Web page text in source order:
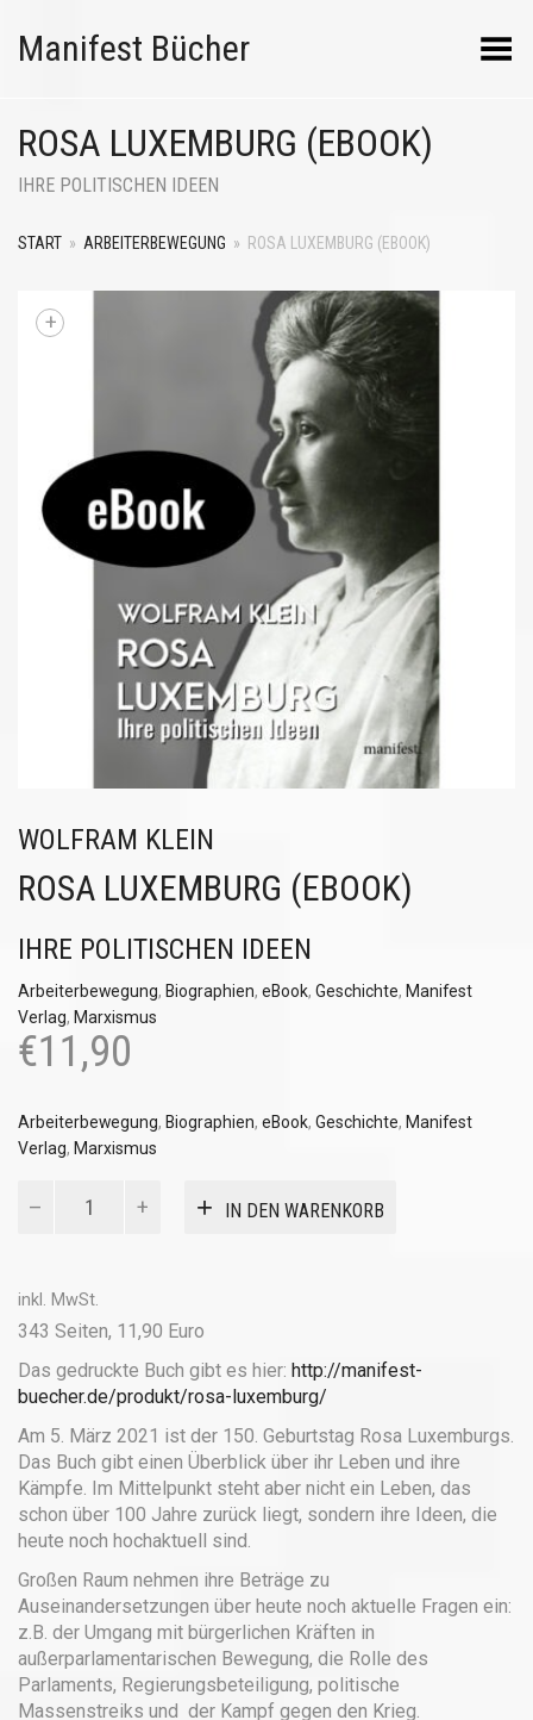
Manifest Bücher Menü umschalten
ROSA LUXEMBURG (EBOOK)
IHRE POLITISCHEN IDEEN
START » ARBEITERBEWEGUNG » ROSA LUXEMBURG (EBOOK)
+
WOLFRAM KLEIN
ROSA LUXEMBURG (EBOOK)
IHRE POLITISCHEN IDEEN
Arbeiterbewegung, Biographien, eBook, Geschichte, Manifest
Verlag, Marxismus
€11,90
Arbeiterbewegung, Biographien, eBook, Geschichte, Manifest
Verlag, Marxismus
Luxemburg
IN DEN WARENKORB
inkl. MwSt.
343 Seiten, 11,90 Euro
Das gedruckte Buch gibt es hier: http://manifest-
buecher.de/produkt/rosa-luxemburg/
Am 5. März 2021 ist der 150. Geburtstag Rosa Luxemburgs.
Das Buch gibt einen Überblick über ihr Leben und ihre
Kämpfe. Im Mittelpunkt steht aber nicht ein Leben, das
schon über 100 Jahre zurück liegt, sondern ihre Ideen, die
heute noch hochaktuell sind.
Großen Raum nehmen ihre Beträge zu
Auseinandersetzungen über heute noch aktuelle Fragen ein:
z.B. der Umgang mit bürgerlichen Kräften in
außerparlamentarischen Bewegung, die Rolle des
Parlaments, Regierungsbeteiligung, politische
Massenstreiks und der Kampf gegen den Krieg.